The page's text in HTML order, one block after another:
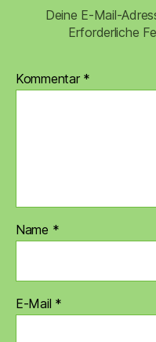
Deine E-Mail-
Erforderliche
Kommentar *
Name *
E-Mail *